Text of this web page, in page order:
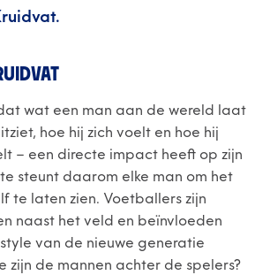
wat een man aan de wereld laat
hoe hij zich voelt en hoe hij
– een directe impact heeft op zijn
steunt daarom elke man om het
te laten zien. Voetballers zijn
naast het veld en beïnvloeden
van de nieuwe generatie
zijn de mannen achter de spelers?